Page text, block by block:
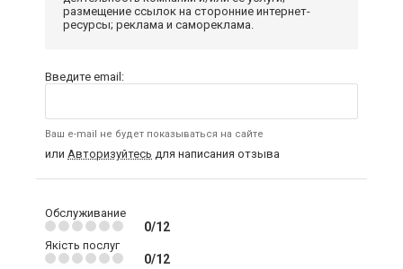
размещение ссылок на сторонние интернет-
ресурсы; реклама и самореклама.
Введите email:
Ваш e-mail не будет показываться на сайте
или Авторизуйтесь для написания отзыва
Обслуживание
0/12
Якість послуг
0/12